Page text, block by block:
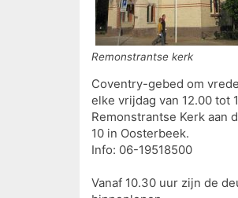
Remonstrantse kerk
Coventry-gebed om
elke vrijdag van 12.00 tot
Remonstrantse Kerk aan
10 in Oosterbeek.
Info: 06-19518500
Vanaf 10.30 uur zijn de